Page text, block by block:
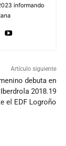
informando
Artículo siguiente
debuta en
2018.19
el EDF Logroño